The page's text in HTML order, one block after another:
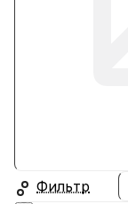
Фильтр